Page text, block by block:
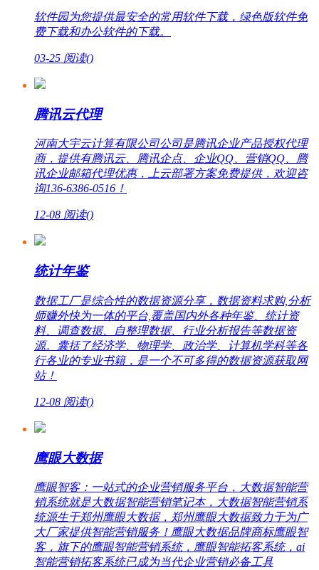
软件园为您提供最安全的常用软件下载，绿色版软件免
费下载和办公软件的下载。
03-25 阅读()
腾讯云代理
河南大宇云计算有限公司公司是腾讯企业产品授权代理
商，提供有腾讯云、腾讯企点、企业QQ、营销QQ、腾
讯企业邮箱代理优惠，上云部署方案免费提供，欢迎咨
询136-6386-0516！
12-08 阅读()
统计年鉴
数据工厂是综合性的数据资源分享，数据资料求购,分析
师赚外快为一体的平台,覆盖国内外各种年鉴、统计资
料、调查数据、自整理数据、行业分析报告等数据资
源。囊括了经济学、物理学、政治学、计算机学科等各
行各业的专业书籍，是一个不可多得的数据资源获取网
站！
12-08 阅读()
鹰眼大数据
鹰眼智客：一站式的企业营销服务平台，大数据智能营
销系统就是大数据智能营销笔记本，大数据智能营销系
统源生于郑州鹰眼大数据，郑州鹰眼大数据致力于为广
大厂家提供智能营销服务！鹰眼大数据品牌商标鹰眼智
客，旗下的鹰眼智能营销系统，鹰眼智能拓客系统，ai
智能营销拓客系统已成为当代企业营销必备工具